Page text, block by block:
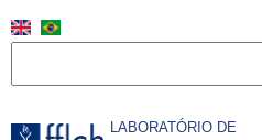
para
LABORATÓRIO DE